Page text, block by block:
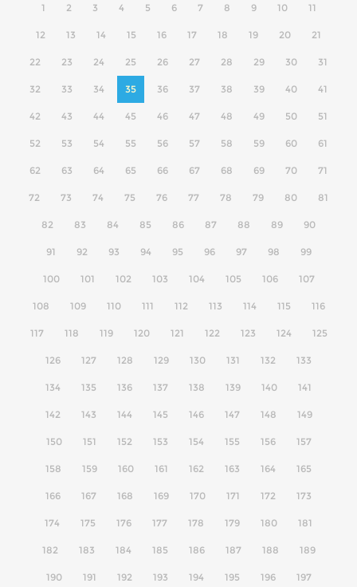
1 2 3 4 5 6 7 8 9 10 11
12 13 14 15 16 17 18 19 20 21
22 23 24 25 26 27 28 29 30 31
32 33 34 35 36 37 38 39 40 41
42 43 44 45 46 47 48 49 50 51
52 53 54 55 56 57 58 59 60 61
62 63 64 65 66 67 68 69 70 71
72 73 74 75 76 77 78 79 80 81
82 83 84 85 86 87 88 89 90
91 92 93 94 95 96 97 98 99
100 101 102 103 104 105 106 107
108 109 110 111 112 113 114 115 116
117 118 119 120 121 122 123 124 125
126 127 128 129 130 131 132 133
134 135 136 137 138 139 140 141
142 143 144 145 146 147 148 149
150 151 152 153 154 155 156 157
158 159 160 161 162 163 164 165
166 167 168 169 170 171 172 173
174 175 176 177 178 179 180 181
182 183 184 185 186 187 188 189
190 191 192 193 194 195 196 197